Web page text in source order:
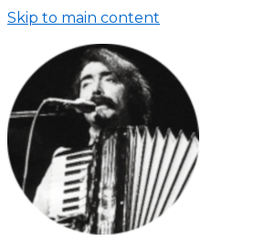
Skip to main content